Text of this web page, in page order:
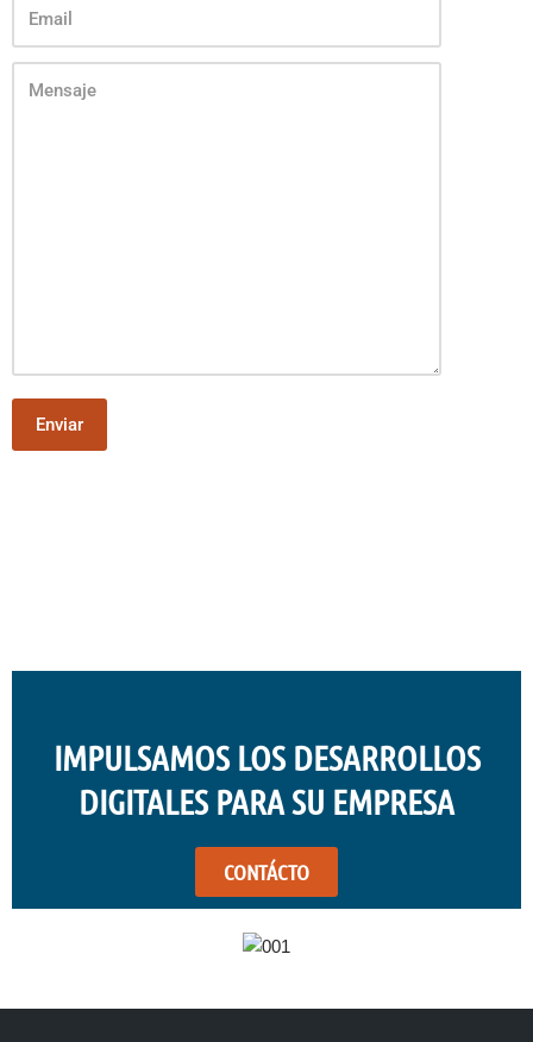
IMPULSAMOS LOS DESARROLLOS
DIGITALES PARA SU EMPRESA
CONTÁCTO